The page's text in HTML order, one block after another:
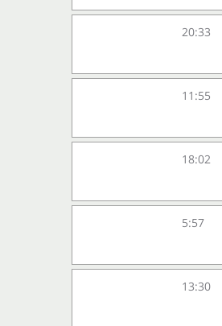
20:33
11:55
18:02
5:57
13:30